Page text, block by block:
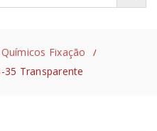
Fixação /
35 Transparente